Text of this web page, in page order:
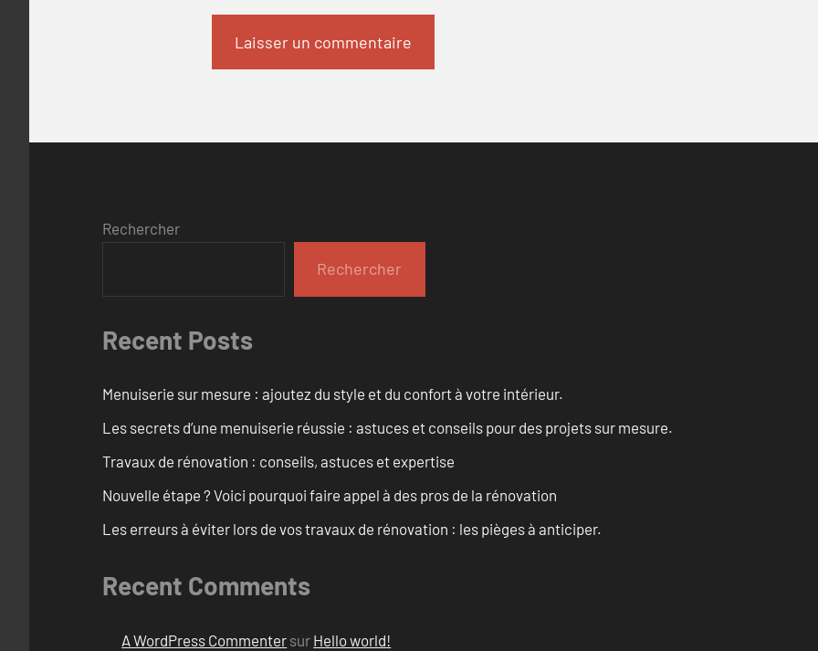
Rechercher
Rechercher
Recent Posts
Menuiserie sur mesure : ajoutez du style et du confort à votre intérieur.
Les secrets d’une menuiserie réussie : astuces et conseils pour des projets sur mesure.
Travaux de rénovation : conseils, astuces et expertise
Nouvelle étape ? Voici pourquoi faire appel à des pros de la rénovation
Les erreurs à éviter lors de vos travaux de rénovation : les pièges à anticiper.
Recent Comments
A WordPress Commenter sur Hello world!